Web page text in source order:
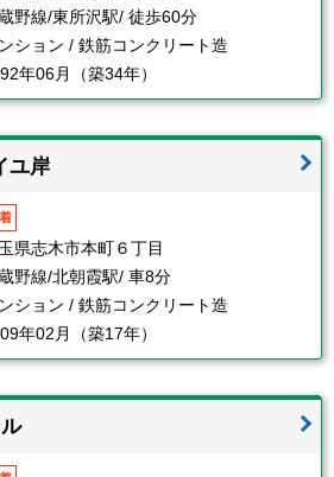
野線/東所沢駅/ 徒歩60分
ション / 鉄筋コンクリート造
年06月（築34年）
ユ岸
県志木市本町６丁目
野線/北朝霞駅/ 車8分
ション / 鉄筋コンクリート造
年02月（築17年）